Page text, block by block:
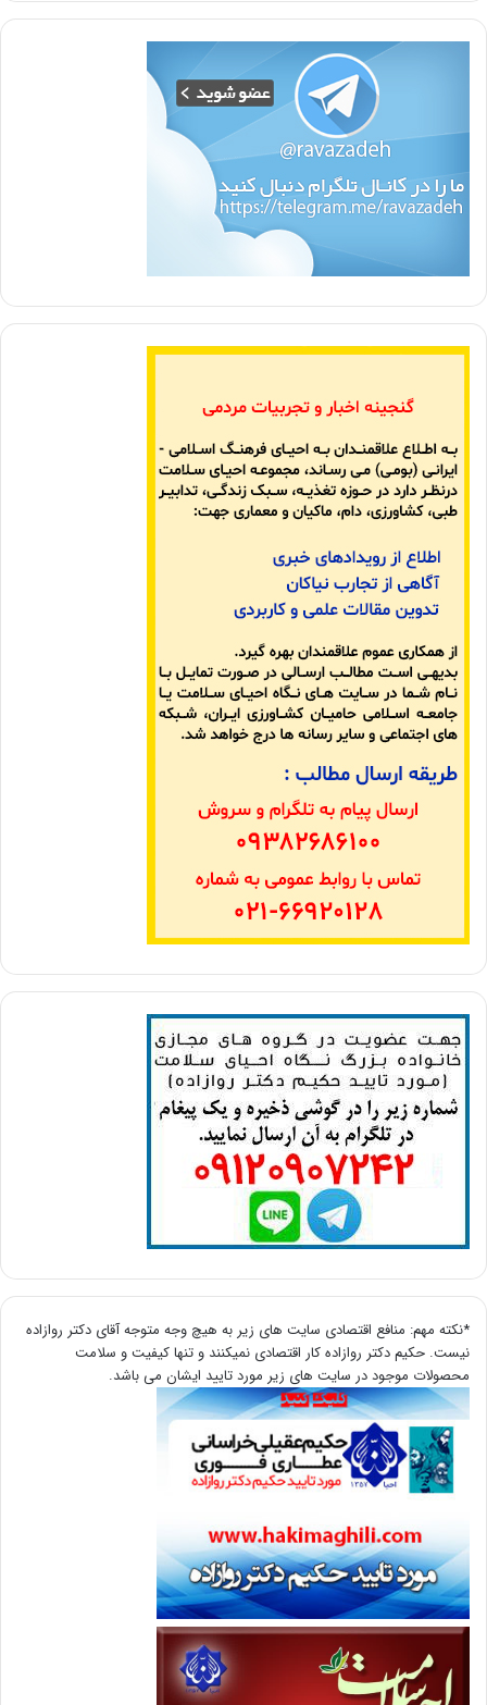
*نکته مهم: منافع اقتصادی سایت های زیر به هیچ وجه متوجه آقای دکتر روازاده
نیست. حکیم دکتر روازاده کار اقتصادی نمیکنند و تنها کیفیت و سلامت
محصولات موجود در سایت های زیر مورد تایید ایشان می باشد.